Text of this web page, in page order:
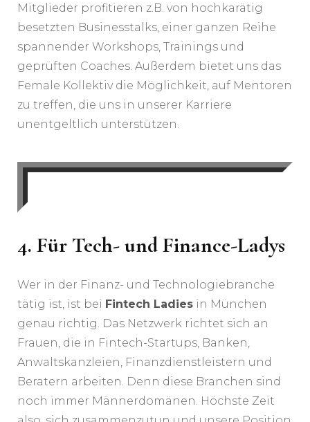
Mitglieder profitieren z.B. von hochkarätig
besetzten Businesstalks, einer ganzen Reihe
spannender Workshops, Trainings und
geprüften Coaches. Außerdem bietet uns das
Female Kollektiv die Möglichkeit, auf Mentoren
zu treffen, die uns in unserer Karriere
unentgeltlich unterstützen.
4. Für Tech- und Finance-Ladys
Wer in der Finanz- und Technologiebranche
tätig ist, ist bei Fintech Ladies in München
genau richtig. Das Netzwerk richtet sich an
Frauen, die in Fintech-Startups, Banken,
Anwaltskanzleien, Finanzdienstleistern und
Beratern arbeiten. Denn diese Branchen sind
noch immer Männerdomänen. Höchste Zeit